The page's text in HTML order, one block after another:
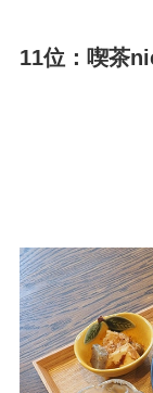
11位：喫茶